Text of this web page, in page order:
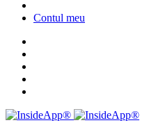
Contul meu